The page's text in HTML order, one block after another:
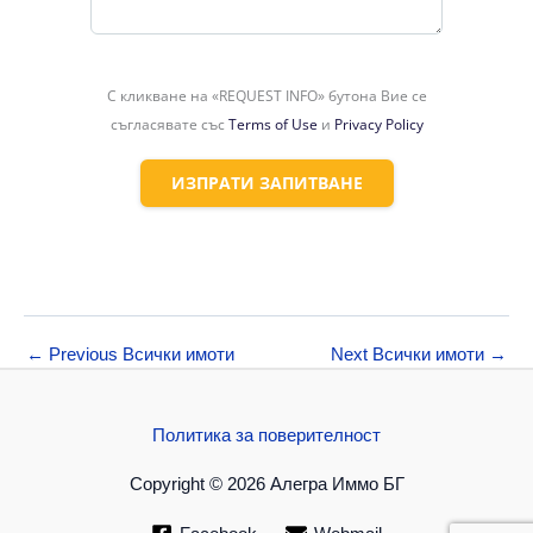
С кликване на «REQUEST INFO» бутона Вие се
съгласявате със Terms of Use и Privacy Policy
ИЗПРАТИ ЗАПИТВАНЕ
← Previous Всички имоти Next Всички имоти →
Политика за поверителност
Copyright © 2026 Алегра Иммо БГ